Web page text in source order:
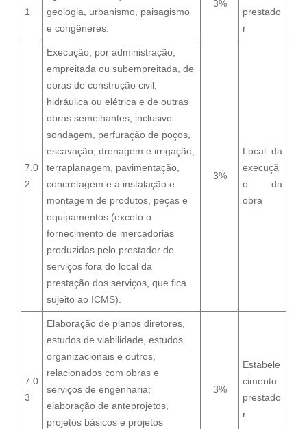
1
geologia, urbanismo, paisagismo
e congêneres.
3%
prestado
r
7.0
2
Execução, por administração,
empreitada ou subempreitada, de
obras de construção civil,
hidráulica ou elétrica e de outras
obras semelhantes, inclusive
sondagem, perfuração de poços,
escavação, drenagem e irrigação,
terraplanagem, pavimentação,
concretagem e a instalação e
montagem de produtos, peças e
equipamentos (exceto o
fornecimento de mercadorias
produzidas pelo prestador de
serviços fora do local da
prestação dos serviços, que fica
sujeito ao ICMS).
3%
Local da
execuçã
o da
obra
7.0
3
Elaboração de planos diretores,
estudos de viabilidade, estudos
organizacionais e outros,
relacionados com obras e
serviços de engenharia;
elaboração de anteprojetos,
projetos básicos e projetos
3%
Estabele
cimento
prestado
r